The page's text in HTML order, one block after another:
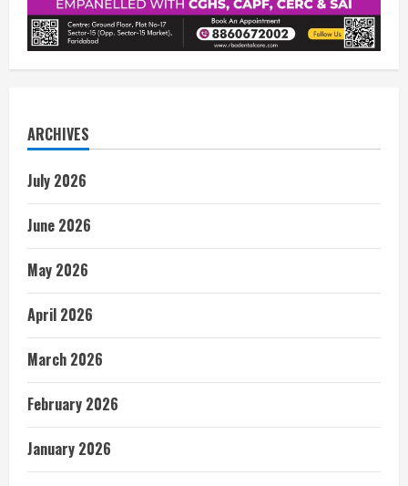
ARCHIVES
July 2026
June 2026
May 2026
April 2026
March 2026
February 2026
January 2026